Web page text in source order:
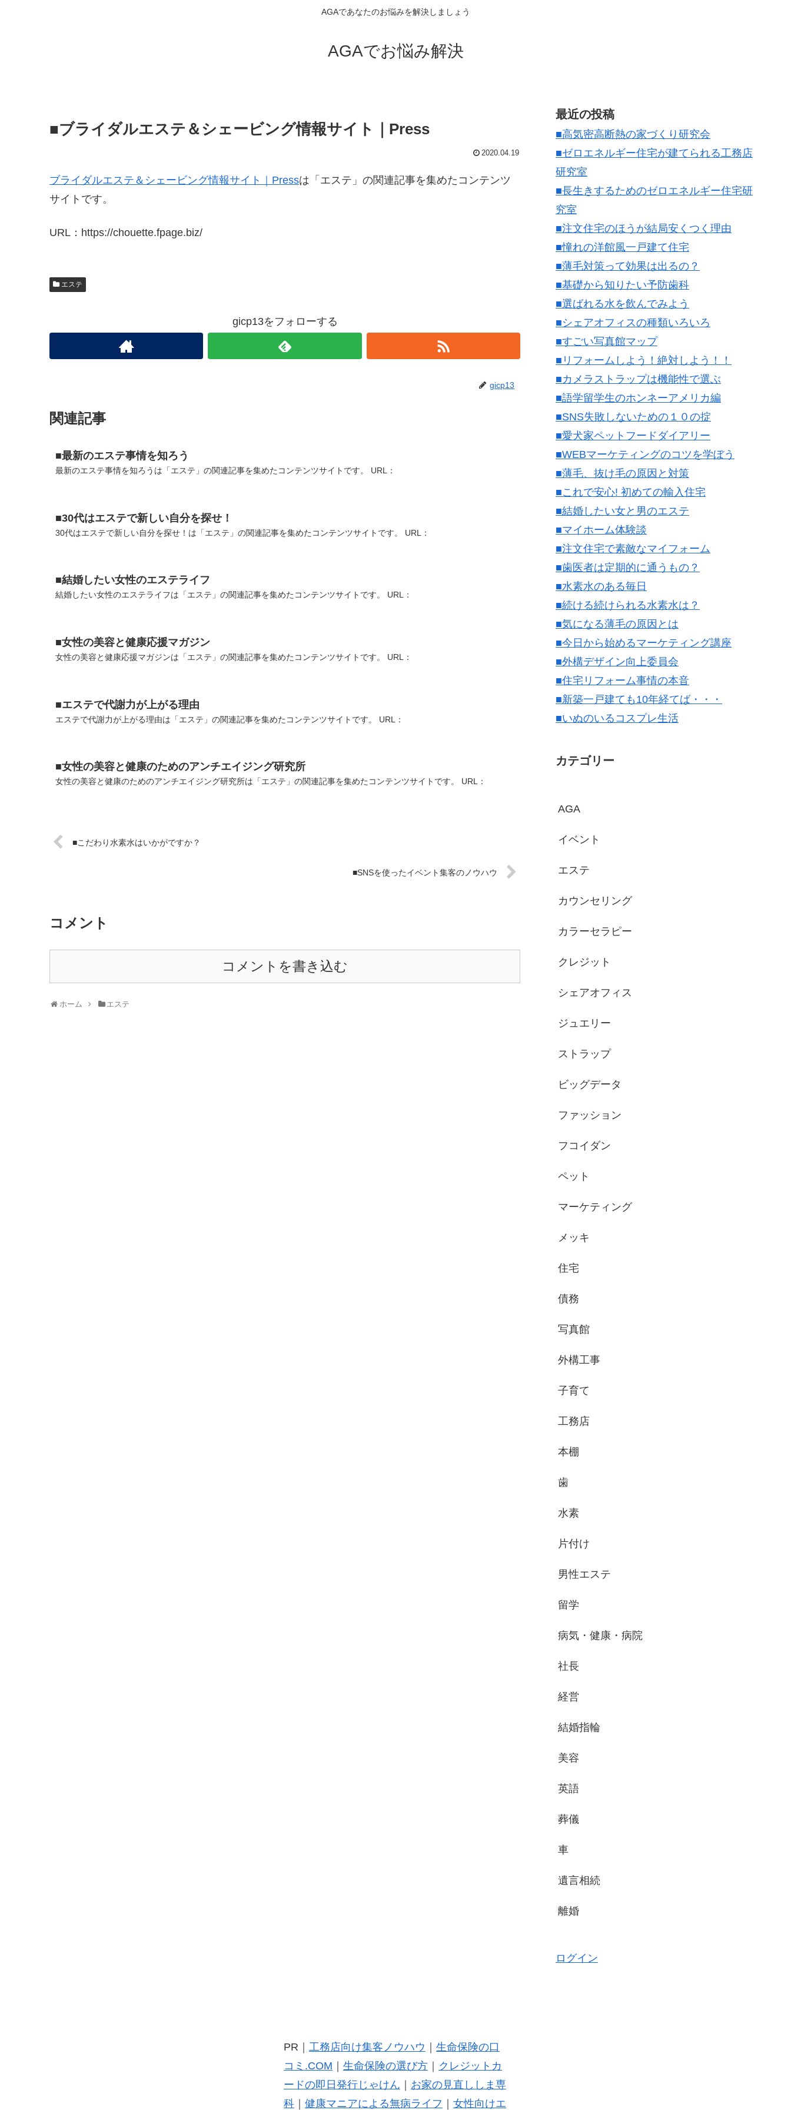
AGAであなたのお悩みを解決しましょう
AGAでお悩み解決
■ブライダルエステ＆シェービング情報サイト｜Press
2020.04.19
ブライダルエステ＆シェービング情報サイト｜Pressは「エステ」の関連記事を集めたコンテンツ
サイトです。
URL：https://chouette.fpage.biz/
エステ
gicp13をフォローする
gicp13
関連記事
■最新のエステ事情を知ろう
最新のエステ事情を知ろうは「エステ」の関連記事を集めたコンテンツサイトです。 URL：
■30代はエステで新しい自分を探せ！
30代はエステで新しい自分を探せ！は「エステ」の関連記事を集めたコンテンツサイトです。 URL：
■結婚したい女性のエステライフ
結婚したい女性のエステライフは「エステ」の関連記事を集めたコンテンツサイトです。 URL：
■女性の美容と健康応援マガジン
女性の美容と健康応援マガジンは「エステ」の関連記事を集めたコンテンツサイトです。 URL：
■エステで代謝力が上がる理由
エステで代謝力が上がる理由は「エステ」の関連記事を集めたコンテンツサイトです。 URL：
■女性の美容と健康のためのアンチエイジング研究所
女性の美容と健康のためのアンチエイジング研究所は「エステ」の関連記事を集めたコンテンツサイトです。 URL：
■こだわり水素水はいかがですか？
■SNSを使ったイベント集客のノウハウ
コメント
コメントを書き込む
ホーム エステ
最近の投稿
■高気密高断熱の家づくり研究会
■ゼロエネルギー住宅が建てられる工務店
研究室
■長生きするためのゼロエネルギー住宅研
究室
■注文住宅のほうが結局安くつく理由
■憧れの洋館風一戸建て住宅
■薄毛対策って効果は出るの？
■基礎から知りたい予防歯科
■選ばれる水を飲んでみよう
■シェアオフィスの種類いろいろ
■すごい写真館マップ
■リフォームしよう！絶対しよう！！
■カメラストラップは機能性で選ぶ
■語学留学生のホンネーアメリカ編
■SNS失敗しないための１０の掟
■愛犬家ペットフードダイアリー
■WEBマーケティングのコツを学ぼう
■薄毛、抜け毛の原因と対策
■これで安心! 初めての輸入住宅
■結婚したい女と男のエステ
■マイホーム体験談
■注文住宅で素敵なマイフォーム
■歯医者は定期的に通うもの？
■水素水のある毎日
■続ける続けられる水素水は？
■気になる薄毛の原因とは
■今日から始めるマーケティング講座
■外構デザイン向上委員会
■住宅リフォーム事情の本音
■新築一戸建ても10年経てば・・・
■いぬのいるコスプレ生活
カテゴリー
AGA
イベント
エステ
カウンセリング
カラーセラピー
クレジット
シェアオフィス
ジュエリー
ストラップ
ビッグデータ
ファッション
フコイダン
ペット
マーケティング
メッキ
住宅
債務
写真館
外構工事
子育て
工務店
本棚
歯
水素
片付け
男性エステ
留学
病気・健康・病院
社長
経営
結婚指輪
美容
英語
葬儀
車
遺言相続
離婚
ログイン
PR｜ 工務店向け集客ノウハウ
生命保険の口
コミ.COM
生命保険の選び方｜
クレジットカ
ードの即日発行じゃけん
お家の見直ししま専
科｜ 健康マニアによる無病ライフ 女性向けエ